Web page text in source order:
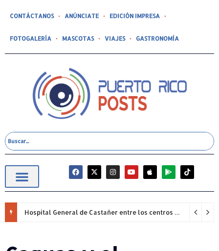
CONTÁCTANOS ANÚNCIATE EDICIÓN IMPRESA
FOTOGALERÍA MASCOTAS VIAJES GASTRONOMÍA
Hospital General de Castañer entre los centros de salud comunitarios con mejor desempeño clínico de Estados Unidos